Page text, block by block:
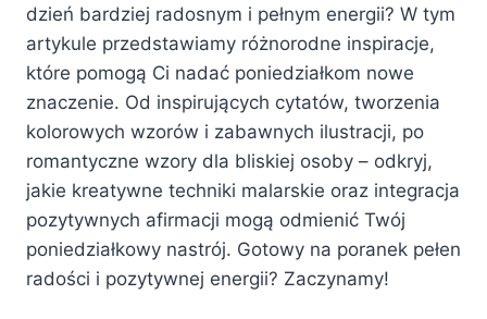
dzień bardziej radosnym i pełnym energii? W tym
artykule przedstawiamy różnorodne inspiracje,
które pomogą Ci nadać poniedziałkom nowe
znaczenie. Od inspirujących cytatów, tworzenia
kolorowych wzorów i zabawnych ilustracji, po
romantyczne wzory dla bliskiej osoby – odkryj,
jakie kreatywne techniki malarskie oraz integracja
pozytywnych afirmacji mogą odmienić Twój
poniedziałkowy nastrój. Gotowy na poranek pełen
radości i pozytywnej energii? Zaczynamy!